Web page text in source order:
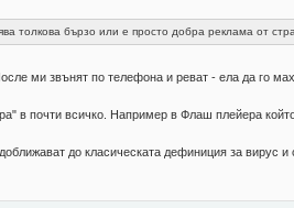
толкова бързо или е просто добра реклама от
ми звънят по телефона и реват - ела да го
в почти всичко. Например в Флаш плейера
до класическата дефиниция за вирус и